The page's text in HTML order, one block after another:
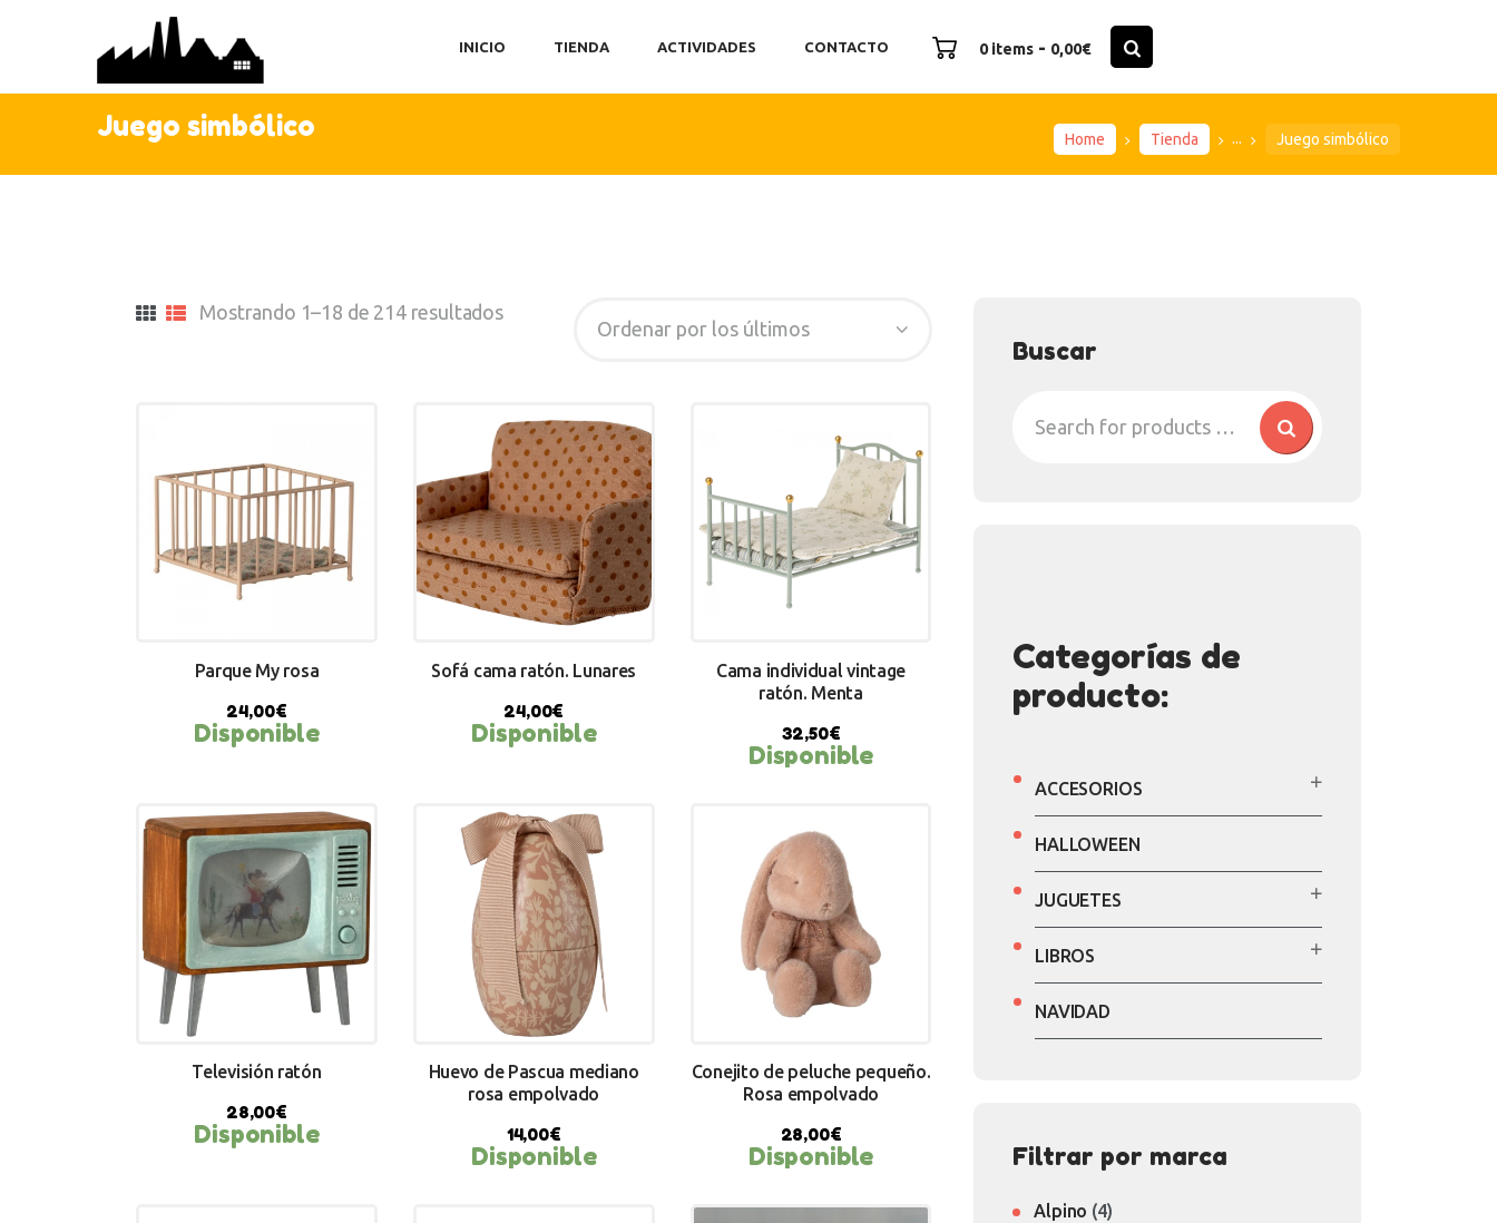
INICIO TIENDA ACTIVIDADES CONTACTO 0 items - 0,00€
Juego simbólico Home Tienda ... Juego simbólico
TIENDA
ACTIVIDADES
Mostrando 1–18 de 214 resultados
BUY NOW
Parque My rosa
24,00€
Disponible
BUY NOW
Sofá cama ratón. Lunares
24,00€
Disponible
BUY NOW
Cama individual vintage
ratón. Menta
32,50€
Disponible
BUY NOW
Televisión ratón
28,00€
Disponible
BUY NOW
Huevo de Pascua mediano
rosa empolvado
14,00€
Disponible BUY NOW
Conejito de peluche pequeño.
Rosa empolvado
28,00€
Disponible
Buscar
Categorías de
producto:
ACCESORIOS
HALLOWEEN
JUGUETES
LIBROS
NAVIDAD
Filtrar por marca
Alpino (4)